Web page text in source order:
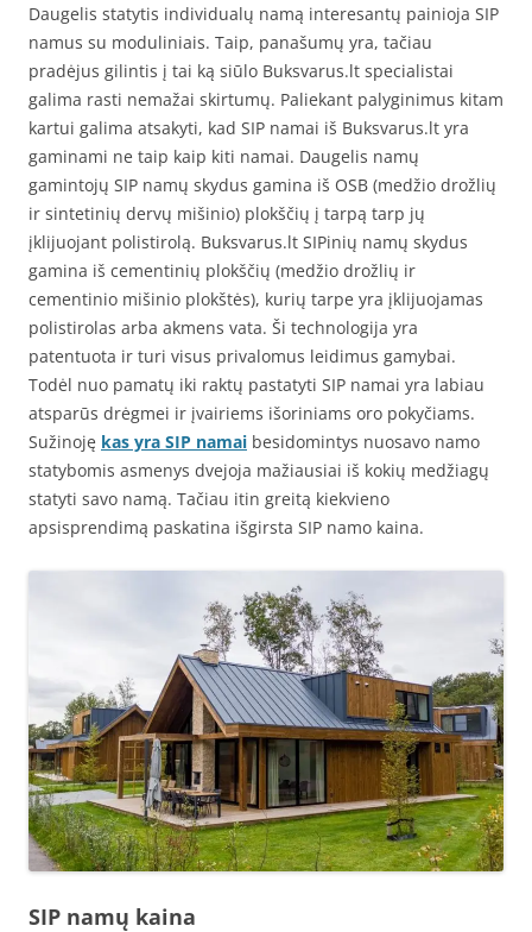
Daugelis statytis individualų namą interesantų painioja SIP
namus su moduliniais. Taip, panašumų yra, tačiau
pradėjus gilintis į tai ką siūlo Buksvarus.lt specialistai
galima rasti nemažai skirtumų. Paliekant palyginimus kitam
kartui galima atsakyti, kad SIP namai iš Buksvarus.lt yra
gaminami ne taip kaip kiti namai. Daugelis namų
gamintojų SIP namų skydus gamina iš OSB (medžio drožlių
ir sintetinių dervų mišinio) plokščių į tarpą tarp jų
įklijuojant polistirolą. Buksvarus.lt SIPinių namų skydus
gamina iš cementinių plokščių (medžio drožlių ir
cementinio mišinio plokštės), kurių tarpe yra įklijuojamas
polistirolas arba akmens vata. Ši technologija yra
patentuota ir turi visus privalomus leidimus gamybai.
Todėl nuo pamatų iki raktų pastatyti SIP namai yra labiau
atsparūs drėgmei ir įvairiems išoriniams oro pokyčiams.
Sužinoję kas yra SIP namai besidomintys nuosavo namo
statybomis asmenys dvejoja mažiausiai iš kokių medžiagų
statyti savo namą. Tačiau itin greitą kiekvieno
apsisprendimą paskatina išgirsta SIP namo kaina.
SIP namų kaina